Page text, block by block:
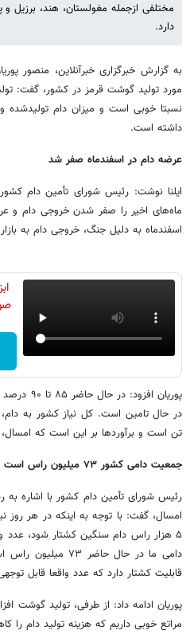
مختلفی ازجمله مغولستان، هند، برزیل
دارد.
به گزارش خبرگزاری خبرآنلاین، منصور
مورد تولید گوشت قرمز در کشور، گفت:
نسبتا خوبی است و میزان دام تولیدشده
داشته است.
عرضه دام در اسفندماه صفر شد
ایلنا نوشت: رئیس شورای تأمین دام
ماه‌های اخیر را صفر شدن خروجی دام و
اسفندماه به دلیل جنگ، خروجی دام به
پوریان
تن است و برآوردها بر این است که
جمعیت دامی کشور ۷۳ میلیون راس است
۵ هزار راس دام سنگین کشتار شود،
قابلیت کشتار دارد که عدد واقعا قابل
پوریان ادامه داد: از طرفی، تولید گوشت
مراتع خوبی داریم که هزینه تولید دام را